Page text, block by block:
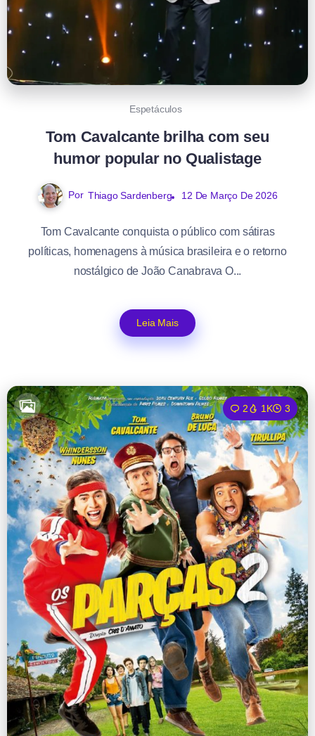
Espetáculos
Tom Cavalcante brilha com seu
humor popular no Qualistage
Por Thiago Sardenberg 12 De Março De 2026
Tom Cavalcante conquista o público com sátiras
políticas, homenagens à música brasileira e o retorno
nostálgico de João Canabrava O...
Leia Mais
2 1K 3